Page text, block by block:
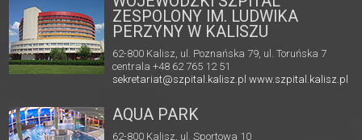
ZESPOLONY IM. LUDWIKA
PERZYNY W KALISZU
62-800 Kalisz, ul. Poznańska 79, ul. Toruńska 7
centrala +48 62 765 12 51
sekretariat@szpital.kalisz.pl www.szpital.kalisz.pl
AQUA PARK
62-800 Kalisz, ul. Sportowa 10